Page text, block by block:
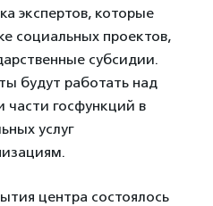
экспертов, которые
социальных проектов,
субсидии.
будут работать над
госфункций в
услуг
центра состоялось